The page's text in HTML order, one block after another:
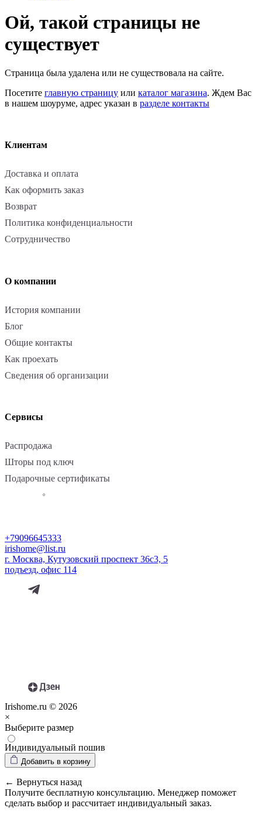
Ой, такой страницы не
существует
Страница была удалена или не существовала на сайте.
Посетите главную страницу или каталог магазина. Ждем Вас
в нашем шоуруме, адрес указан в разделе контакты
Клиентам
Доставка и оплата
Как оформить заказ
Возврат
Политика конфиденциальности
Сотрудничество
О компании
История компании
Блог
Общие контакты
Как проехать
Сведения об организации
Сервисы
Распродажа
Шторы под ключ
Подарочные сертификаты
+79096645333
irishome@list.ru
г. Москва, Кутузовский проспект 36с3, 5
подъезд, офис 114
Irishome.ru © 2026
×
Выберите размер
Индивидуальный пошив
Добавить в корзину
← Вернуться назад
Получите бесплатную консультацию. Менеджер поможет
сделать выбор и рассчитает индивидуальный заказ.